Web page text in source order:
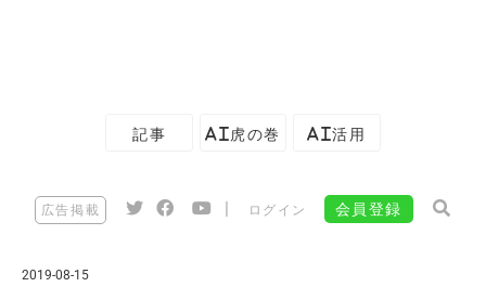
記事 AI虎の巻 AI活用
広告掲載 ログイン 会員登録
2019-08-15